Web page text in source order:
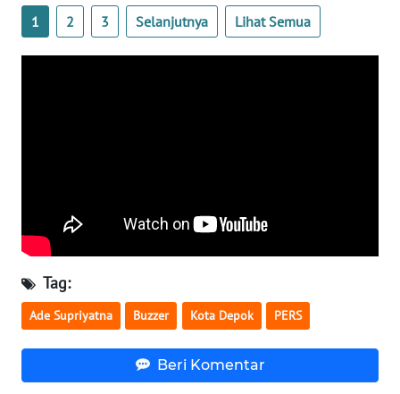
1 2 3 Selanjutnya Lihat Semua
Tag:
Ade Supriyatna Buzzer Kota Depok PERS
Beri Komentar
KALTARA
WN
WN
GORONTALO
WN